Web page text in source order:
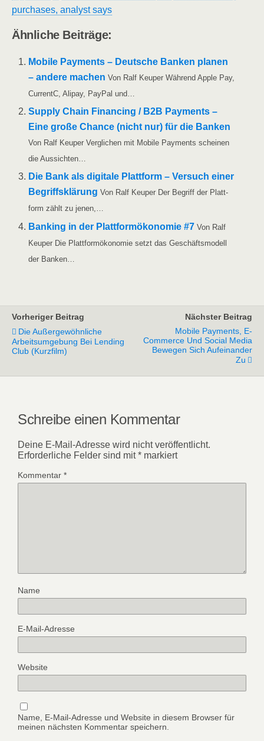
purcha­ses, ana­lyst says
Ähn­li­che Beiträge:
Mobi­le Pay­ments – Deut­sche Ban­ken pla­nen
– ande­re machen Von Ralf Keu­per Wäh­rend Apple Pay,
Cur­rentC, Ali­pay, Pay­Pal und…
Sup­p­ly Chain Finan­cing /​​ B2B Pay­ments –
Eine gro­ße Chan­ce (nicht nur) für die Ban­ken
Von Ralf Keu­per Ver­gli­chen mit Mobi­le Pay­ments schei­nen
die Aussichten…
Die Bank als digi­ta­le Platt­form – Ver­such einer
Begriffs­klä­rung Von Ralf Keu­per Der Begriff der Platt­
form zählt zu jenen,…
Ban­king in der Platt­form­öko­no­mie #7 Von Ralf
Keu­per Die Platt­form­öko­no­mie setzt das Geschäfts­mo­dell
der Banken…
Vorheriger Beitrag
Die Außergewöhnliche
Arbeitsumgebung Bei Lending
Club (Kurzfilm)
Nächster Beitrag
Mobile Payments, E-
Commerce Und Social Media
Bewegen Sich Aufeinander
Zu
Schreibe einen Kommentar
Deine E-Mail-Adresse wird nicht veröffentlicht.
Erforderliche Felder sind mit* markiert
Kommentar *
Name
E-Mail-Adresse
Website
Name, E-Mail-Adresse und Website in diesem Browser für
meinen nächsten Kommentar speichern.